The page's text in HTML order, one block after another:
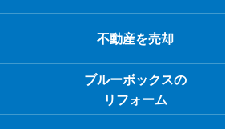
不動産を売却
ブルーボックスの
リフォーム